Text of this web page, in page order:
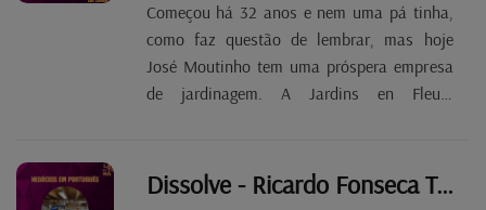
Começou há 32 anos e nem uma pá tinha,
como faz questão de lembrar, mas hoje
José Moutinho tem uma próspera empresa
de jardinagem. A Jardins en Fleurs
trabalhos relacionados com exteriores eDissolve - Ricardo Fonseca Tp. 2 Ep. 80